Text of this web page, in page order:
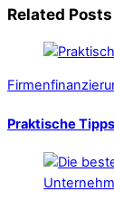
Related Posts
Praktische